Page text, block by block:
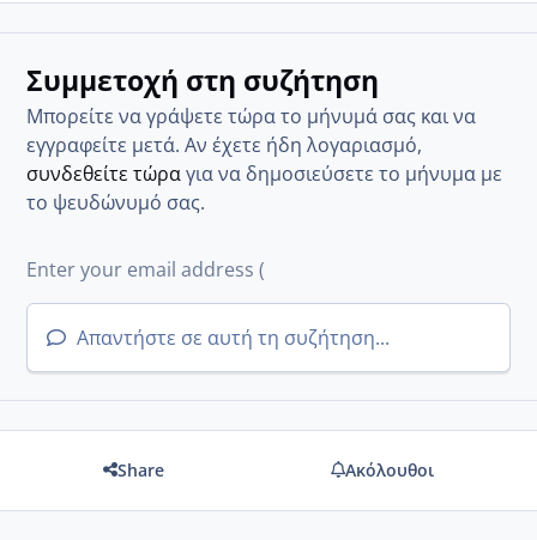
Συμμετοχή στη συζήτηση
Μπορείτε να γράψετε τώρα το μήνυμά σας και να
εγγραφείτε μετά. Αν έχετε ήδη λογαριασμό,
συνδεθείτε τώραγια να δημοσιεύσετε το μήνυμα με
το ψευδώνυμό σας.
Απαντήστε σε αυτή τη συζήτηση...
Share Ακόλουθοι